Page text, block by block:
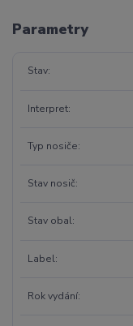
Parametry
Stav
Interpret
Typ nosiče
Stav nosič
Stav obal
Label
Rok vydání